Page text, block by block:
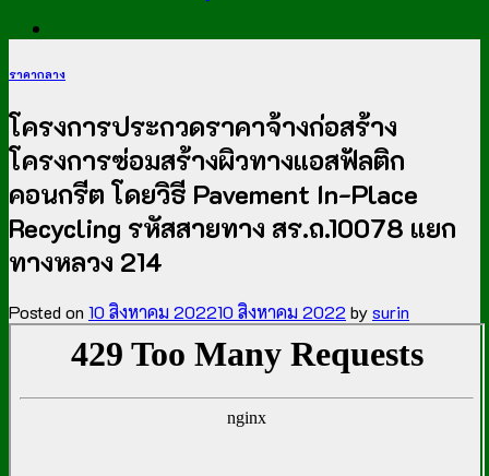
ราคากลาง
โครงการประกวดราคาจ้างก่อสร้าง
โครงการซ่อมสร้างผิวทางแอสฟัลติก
คอนกรีต โดยวิธี Pavement In-Place
Recycling รหัสสายทาง สร.ถ.10078 แยก
ทางหลวง 214
Posted on 10 สิงหาคม 202210 สิงหาคม 2022 bysurin